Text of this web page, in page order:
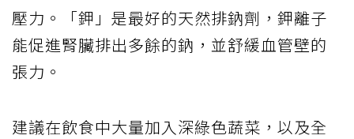
壓力。「鉀」是最好的天然排鈉劑，鉀離子
能促進腎臟排出多餘的鈉，並舒緩血管壁的
張力。
建議在飲食中大量加入深綠色蔬菜，以及全